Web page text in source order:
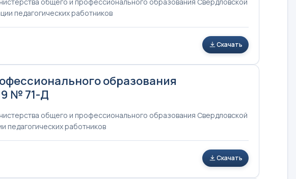
педагогических работников
Скачать
образования
№ 71-Д
общего и профессионального образования Свердловской
педагогических работников
Скачать